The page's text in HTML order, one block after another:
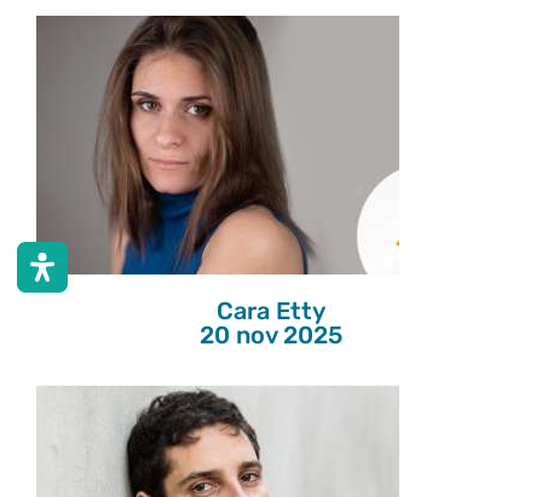
Cara Etty
20 nov 2025
Cara Etty
20 nov 2025